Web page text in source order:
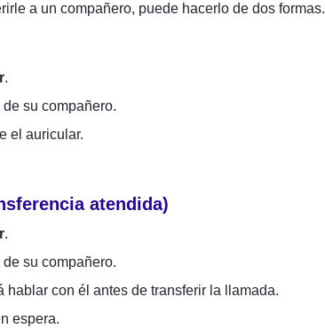
a un compañero, puede hacerlo de dos formas.
.
su compañero.
el auricular.
atendida)
.
su compañero.
con él antes de transferir la llamada.
espera.